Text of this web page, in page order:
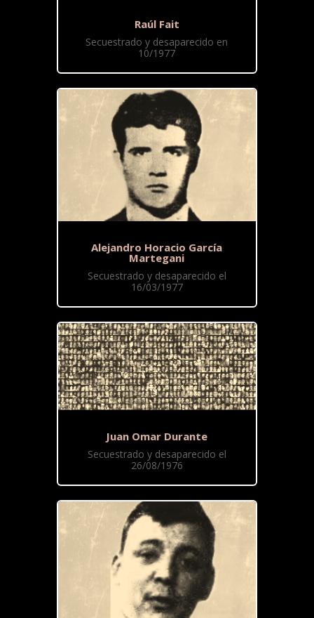
Raúl Fait
Secuestrado y desaparecido en
10/1977
Alejandro Horacio García
Martegani
Secuestrado y desaparecido el
16/03/1977
Juan Omar Durante
Secuestrado y desaparecido el
26/08/1976